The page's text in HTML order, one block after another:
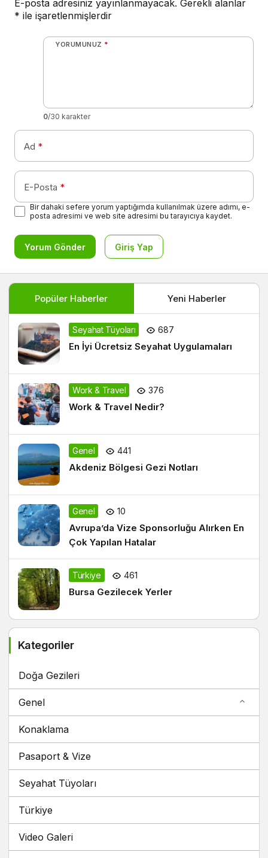
*ile işaretlenmişlerdir
0
posta adresimi ve web site adresimi bu tarayıcıya kaydet.
Yorum Gönder Giriş Yap
Popüler Haberler Yeni Haberler
En İyi Ücretsiz Seyahat Uygulamaları
Work & Travel Nedir?
Akdeniz Bölgesi Gezi Notları
Avrupa’da Vize Sponsorluğu Alırken En
Çok Yapılan Hatalar
Bursa Gezilecek Yerler
Genel
Konaklama
Pasaport & Vize
Seyahat Tüyoları
Türkiye
Video Galeri
Yurtdışı